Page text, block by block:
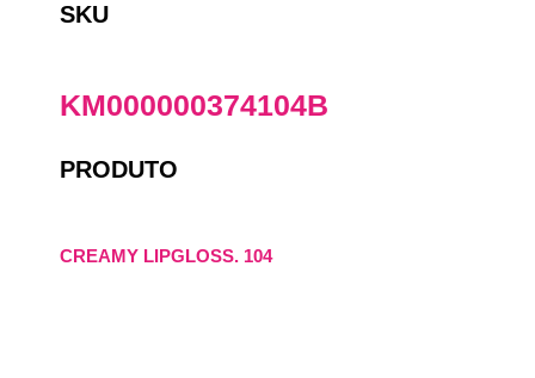
SKU
KM000000374104B
PRODUTO
CREAMY LIPGLOSS. 104